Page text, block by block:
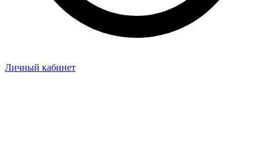
Личный кабинет